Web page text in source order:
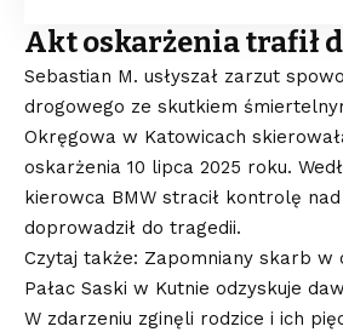
Akt oskarżenia trafił
Sebastian M. usłyszał zarzut
drogowego ze skutkiem
Okręgowa w Katowicach
oskarżenia 10 lipca 2025 roku.
kierowca BMW stracił kontrolę
doprowadził do tragedii.
Czytaj także: Zapomniany skarb w
Pałac Saski w Kutnie odzyskuje
W zdarzeniu zginęli rodzice i ich